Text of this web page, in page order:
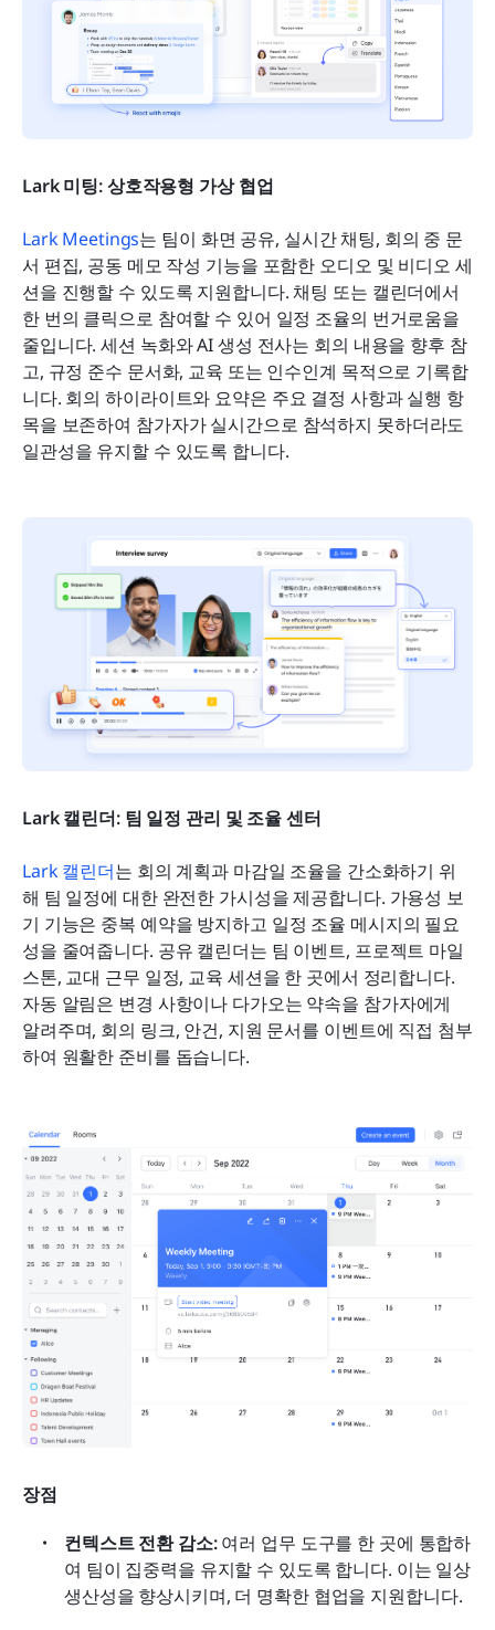
Lark 미팅: 상호작용형 가상 협업
Lark Meetings는 팀이 화면 공유, 실시간 채팅, 회의 중 문
서 편집, 공동 메모 작성 기능을 포함한 오디오 및 비디오 세
션을 진행할 수 있도록 지원합니다. 채팅 또는 캘린더에서
한 번의 클릭으로 참여할 수 있어 일정 조율의 번거로움을
줄입니다. 세션 녹화와 AI 생성 전사는 회의 내용을 향후 참
고, 규정 준수 문서화, 교육 또는 인수인계 목적으로 기록합
니다. 회의 하이라이트와 요약은 주요 결정 사항과 실행 항
목을 보존하여 참가자가 실시간으로 참석하지 못하더라도
일관성을 유지할 수 있도록 합니다.
Lark 캘린더: 팀 일정 관리 및 조율 센터
Lark 캘린더는 회의 계획과 마감일 조율을 간소화하기 위
해 팀 일정에 대한 완전한 가시성을 제공합니다. 가용성 보
기 기능은 중복 예약을 방지하고 일정 조율 메시지의 필요
성을 줄여줍니다. 공유 캘린더는 팀 이벤트, 프로젝트 마일
스톤, 교대 근무 일정, 교육 세션을 한 곳에서 정리합니다.
자동 알림은 변경 사항이나 다가오는 약속을 참가자에게
알려주며, 회의 링크, 안건, 지원 문서를 이벤트에 직접 첨부
하여 원활한 준비를 돕습니다.
장점
컨텍스트 전환 감소: 여러 업무 도구를 한 곳에 통합하
여 팀이 집중력을 유지할 수 있도록 합니다. 이는 일상
생산성을 향상시키며, 더 명확한 협업을 지원합니다.